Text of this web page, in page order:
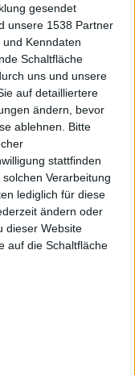
gesendet
unsere 1538 Partner
Kenndaten
Schaltfläche
uns und unsere
auf detailliertere
ändern, bevor
ablehnen.
Bitte
stattfinden
Verarbeitung
lediglich für diese
ändern oder
dieser Website
auf die Schaltfläche
Zeit für uns
beginnen: Mit
Tour“ stehen
im Hause
dazu, dass ihr
Zeit
ganz klar Garys
er immer wieder
Rest von uns
Zeit ist, damit